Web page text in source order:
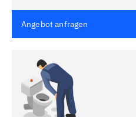
Angebot anfragen